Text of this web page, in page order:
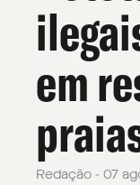
em
Redação - 07